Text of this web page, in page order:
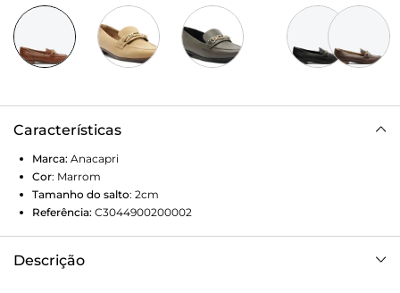
Características
Marca: Anacapri
Cor: Marrom
Tamanho do salto: 2cm
Referência: C3044900200002
Descrição